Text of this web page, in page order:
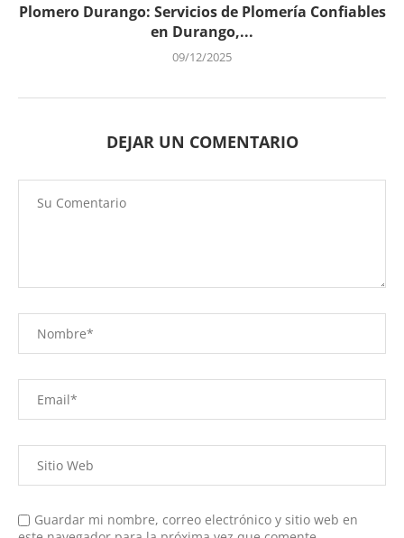
Plomero Durango: Servicios de Plomería Confiables
en Durango,...
09/12/2025
DEJAR UN COMENTARIO
Guardar mi nombre, correo electrónico y sitio web en